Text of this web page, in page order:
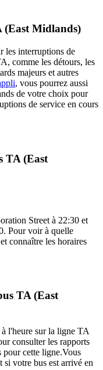
(East Midlands)
les interruptions de
comme les détours, les
majeurs et autres
, vous pourrez aussi
de votre choix pour
de service en cours
TA (East
Street à 22:30 et
Pour voir à quelle
connaître les horaires
TA (East
l'heure sur la ligne TA
consulter les rapports
pour cette ligne.Vous
votre bus est arrivé en